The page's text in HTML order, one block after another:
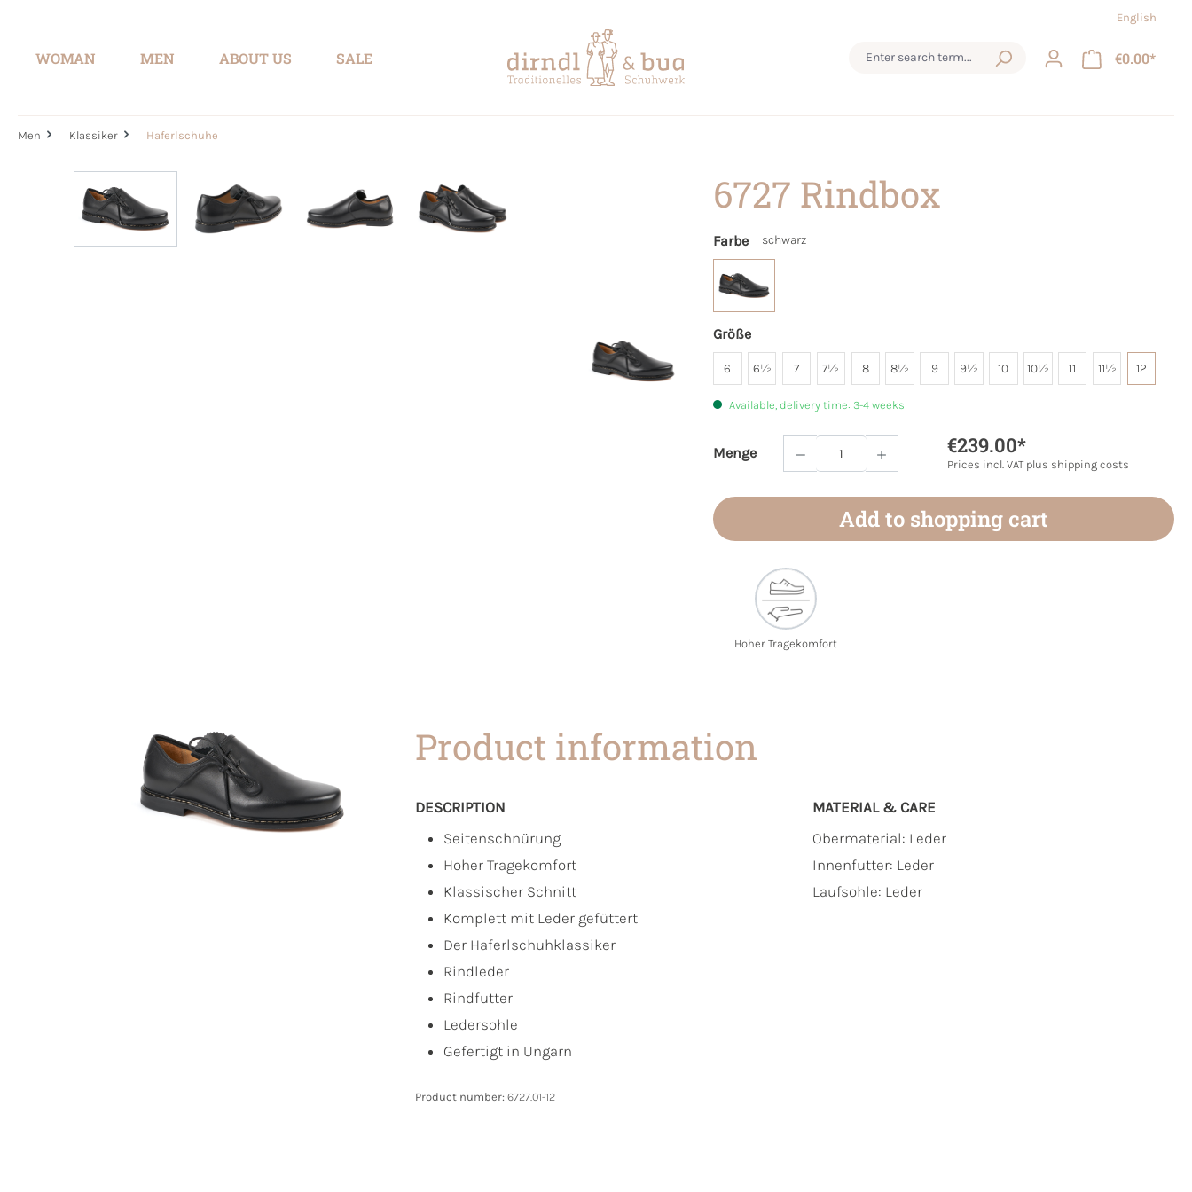
English
WOMAN MEN ABOUT US SALE €0.00*
Men Klassiker Haferlschuhe
6727 Rindbox
Farbe schwarz
Größe
6 6½ 7 7½ 8 8½ 9 9½ 10 10½ 11 11½ 12
Available, delivery time: 3-4 weeks
Menge
Product Quantity: Enter the desired amount or
€239.00*
Prices incl. VAT plus shipping costs
Add to shopping cart
Hoher Tragekomfort
Product information
DESCRIPTION
Seitenschnürung
Hoher Tragekomfort
Klassischer Schnitt
Komplett mit Leder gefüttert
Der Haferlschuhklassiker
Rindleder
Rindfutter
Ledersohle
Gefertigt in Ungarn
MATERIAL & CARE
Obermaterial: Leder
Innenfutter: Leder
Laufsohle: Leder
Product number: 6727.01-12